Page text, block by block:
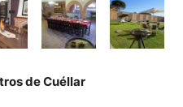
de Cuéllar